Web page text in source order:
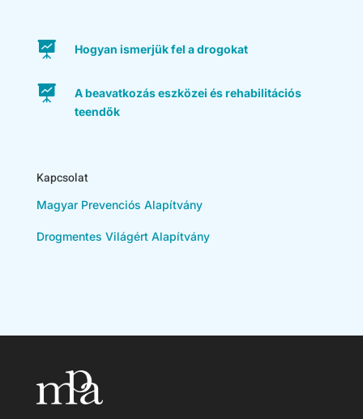
 Hogyan ismerjük fel a drogokat

A beavatkozás eszközei és rehabilitációs
teendők
Kapcsolat
Magyar Prevenciós Alapítvány
Drogmentes Világért Alapítvány